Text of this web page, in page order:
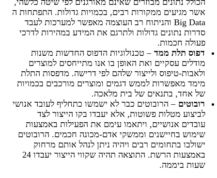
אשר מגיעים ממקורות רבים, בכמויות גדולות. התפתחות ה
Big Data והניתוח רב העוצמה מאפשר למערכות לעבד
סדרות נתונים גדולות ולתרגם את המידע במהירות לדרכי
פעולה חכמות.
דפוס תלת ממד – טכנולוגיות הדפוס החדשות משנות
מודלים עסקיים ואת האופן בו אנו מתייחסים למוצרים
ולאבות-טיפוס ולייצור שלהם לפי דרישה. מדפסות התלת
מימד מאפשרות לממש דגמים ומוצרים מורכבים בכמויות
של אחד, בתנאים של בית מלאכה.
רובוטים – הרובוטים כבר לא ישמשו כתחליף לעובד אנושי
לביצוע מטלות פשוטות, אלא יעבדו בקו הייצור לצד
עובדים אנושיים, ויתאמו עימם את הפעילות באמצעות
שימוש בחיישנים וממשקי אדם-מכונה חכמים. הרובוטים
ישולבו בתחומים רבים ויהיה ניתן לנהל אותם מרחוק
באמצעות הרשת. התוצאה תהיה שקווי הייצור יעבדו 24
שעות ביממה.